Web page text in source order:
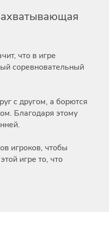
что в игре
соревновательный
с другом, а борются
Благодаря этому
игроков, чтобы
игре то, что